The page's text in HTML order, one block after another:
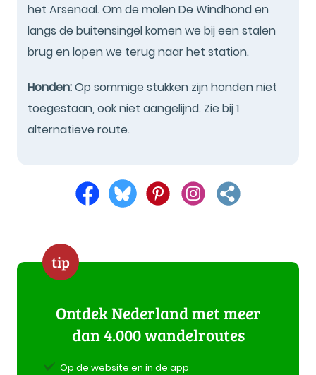
het Arsenaal. Om de molen De Windhond en
langs de buitensingel komen we bij een stalen
brug en lopen we terug naar het station.
Honden:Op sommige stukken zijn honden niet
toegestaan, ook niet aangelijnd. Zie bij 1
alternatieve route.
tip
Ontdek Nederland met meer
dan 4.000 wandelroutes
Op de website en in de app